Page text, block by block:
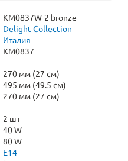
KM0837W-2 bronze
Delight Collection
Италия
KM0837
270 мм (27 см)
495 мм (49.5 см)
270 мм (27 см)
2 шт
40 W
80 W
E14